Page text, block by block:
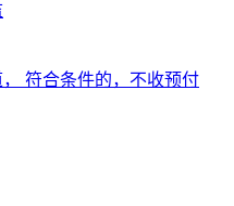
符合条件的，不收预付